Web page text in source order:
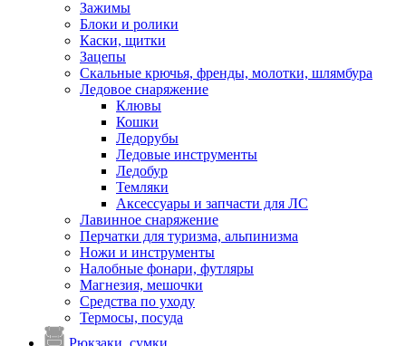
Зажимы
Блоки и ролики
Каски, щитки
Зацепы
Скальные крючья, френды, молотки, шлямбура
Ледовое снаряжение
Клювы
Кошки
Ледорубы
Ледовые инструменты
Ледобур
Темляки
Аксессуары и запчасти для ЛС
Лавинное снаряжение
Перчатки для туризма, альпинизма
Ножи и инструменты
Налобные фонари, футляры
Магнезия, мешочки
Средства по уходу
Термосы, посуда